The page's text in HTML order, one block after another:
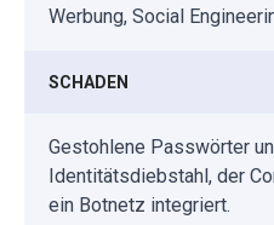
Werbung, Social
SCHADEN
Gestohlene Passwörter
Identitätsdiebstahl, der
ein Botnetz integriert.